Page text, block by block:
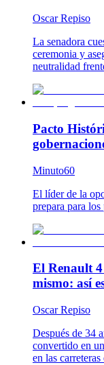
Oscar Repiso
La senadora
ceremonia y
neutralidad
Pacto
Minuto60
El líder de la
prepara para
El Renault
mismo: así
Oscar Repiso
Después de 34
convertido en
en las